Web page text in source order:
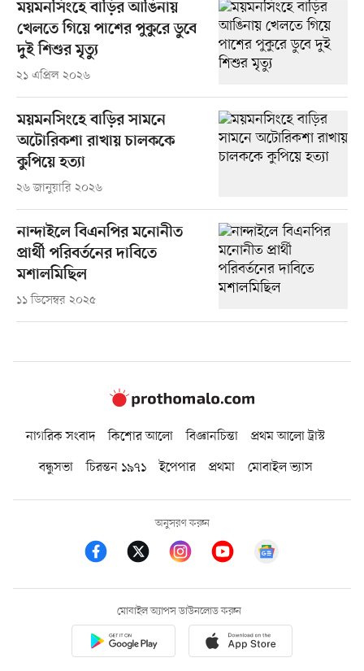
ময়মনসিংহে বাড়ির আঙিনায়
খেলতে গিয়ে পাশের পুকুরে ডুবে
দুই শিশুর মৃত্যু
২১ এপ্রিল ২০২৬
ময়মনসিংহে বাড়ির সামনে
অটোরিকশা রাখায় চালককে
কুপিয়ে হত্যা
২৬ জানুয়ারি ২০২৬
নান্দাইলে বিএনপির মনোনীত
প্রার্থী পরিবর্তনের দাবিতে
মশালমিছিল
১১ ডিসেম্বর ২০২৫
নাগরিক সংবাদ কিশোর আলো বিজ্ঞানচিন্তা
প্রথম আলো ট্রাস্ট
বন্ধুসভা
চিরন্তন ১৯৭১ ইপেপার প্রথমা মোবাইল ভ্যাস
অনুসরণ করুন
মোবাইল অ্যাপস ডাউনলোড করুন